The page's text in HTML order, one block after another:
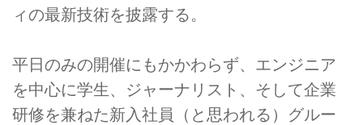
ィの最新技術を披露する。
平日のみの開催にもかかわらず、エンジニア
を中心に学生、ジャーナリスト、そして企業
研修を兼ねた新入社員（と思われる）グルー